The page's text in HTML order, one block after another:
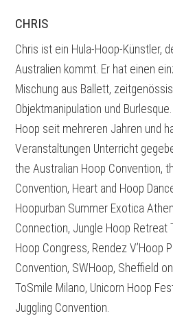
CHRIS
Chris ist ein Hula-Hoop-Künstler,
Australien kommt. Er hat einen
Mischung aus Ballett,
Objektmanipulation und
Hoop seit mehreren Jahren und
Veranstaltungen Unterricht
the Australian Hoop Convention,
Convention, Heart and Hoop
Hoopurban Summer Exotica
Connection, Jungle Hoop Retreat
Hoop Congress, Rendez V’Hoop
Convention, SWHoop, Sheffield
ToSmile Milano, Unicorn Hoop
Juggling Convention.